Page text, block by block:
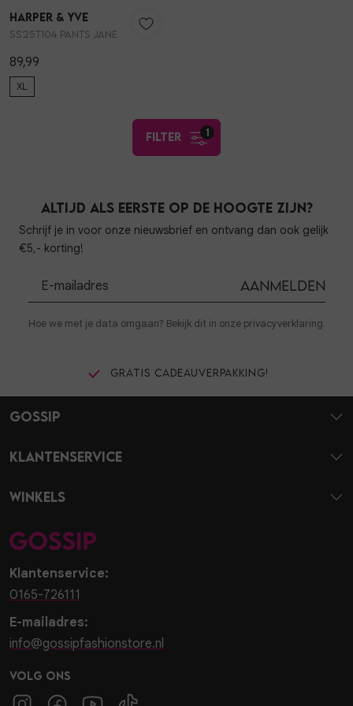
1 /2
Harper & Yve
SS25T104 PANTS JANE
89,99
XL
1
filter
Altijd als eerste op de hoogte zijn?
Schrijf je in voor onze nieuwsbrief en ontvang dan ook gelijk
€5,- korting!
Aanmelden
Hoe we met je data omgaan? Bekijk dit in onze privacyverklaring.
Gratis cadeauverpakking!
Klantenservice:
0165-726111
E-mailadres:
info@gossipfashionstore.nl
Volg ons
Gossip
Klantenservice
Winkels